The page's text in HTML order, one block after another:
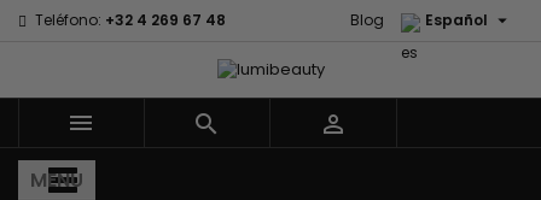
Teléfono: +32 4 269 67 48 Español 
Blog
  
MENU